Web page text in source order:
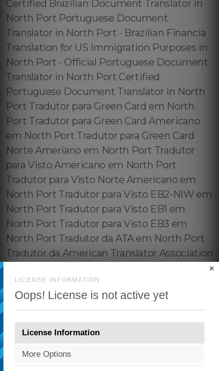
LICENSE INFORMATION
Oops! License is not active yet
×
License Information
More Options